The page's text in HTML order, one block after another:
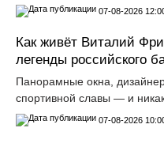
07-08-2026
Как живёт Виталий
легенды российского
Панорамные окна,
спортивной славы — и
07-08-2026